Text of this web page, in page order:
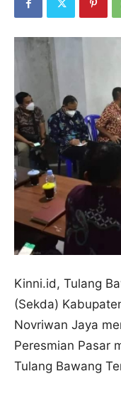
Kinni.id, Tulang
(Sekda)
Novriwan Jaya
Peresmian Pasar
Tulang Bawang